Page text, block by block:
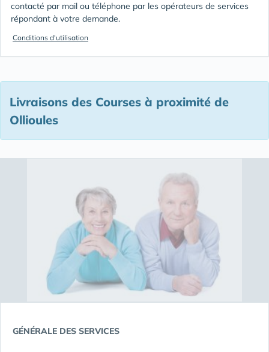
contacté par mail ou téléphone par les opérateurs de services
répondant à votre demande.
Conditions d'utilisation
Livraisons des Courses à proximité de
Ollioules
GÉNÉRALE DES SERVICES